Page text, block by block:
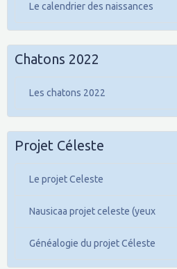
Le calendrier des naissances
Chatons 2022
Les chatons 2022
Projet Céleste
Le projet Celeste
Nausicaa projet celeste (yeux
Généalogie du projet Céleste